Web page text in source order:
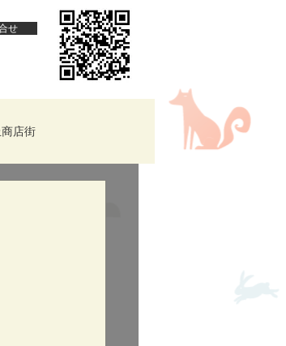
せ
店街